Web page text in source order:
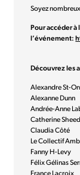
Soyez
Pour accéder à
l’événement:
Découvrez les
Alexandre St-
Alexanne Dunn
Andrée-Anne
Catherine
Claudia Côté
Le Collectif
Fanny H-Levy
Félix Gélinas